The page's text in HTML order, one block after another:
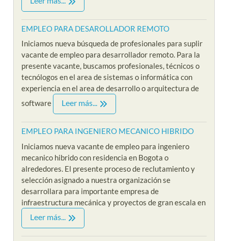
EMPLEO PARA DESAROLLADOR REMOTO
Iniciamos nueva búsqueda de profesionales para suplir
vacante de empleo para desarrollador remoto. Para la
presente vacante, buscamos profesionales, técnicos o
tecnólogos en el area de sistemas o informática con
experiencia en el area de desarrollo o arquitectura de
software
Leer más...
EMPLEO PARA INGENIERO MECANICO HIBRIDO
Iniciamos nueva vacante de empleo para ingeniero
mecanico hibrido con residencia en Bogota o
alrededores. El presente proceso de reclutamiento y
selección asignado a nuestra organización se
desarrollara para importante empresa de
infraestructura mecánica y proyectos de gran escala en
Leer más...